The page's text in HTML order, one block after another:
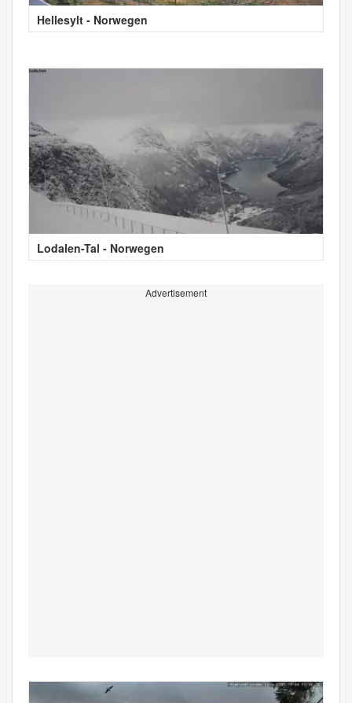
Hellesylt - Norwegen
Lodalen-Tal - Norwegen
Advertisement